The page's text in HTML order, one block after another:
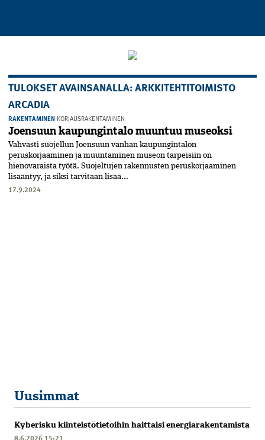
TULOKSET AVAINSANALLA: ARKKITEHTITOIMISTO
ARCADIA
RAKENTAMINEN KORJAUSRAKENTAMINEN
Joensuun kaupungintalo muuntuu museoksi
Vahvasti suojellun Joensuun vanhan kaupungintalon
peruskorjaaminen ja muuntaminen museon tarpeisiin on
hienovaraista työtä. Suojeltujen rakennusten peruskorjaaminen
lisääntyy, ja siksi tarvitaan lisää...
17.9.2024
Uusimmat
Kyberisku kiinteistötietoihin haittaisi energiarakentamista
8.6.2026 15:21